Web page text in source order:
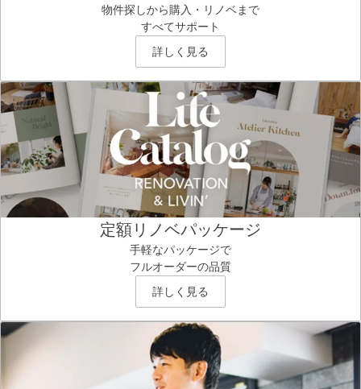
物件探しから購入・リノベまで
すべてサポート
詳しく見る
定額リノベパッケージ
手軽なパッケージで
フルオーダーの品質
詳しく見る